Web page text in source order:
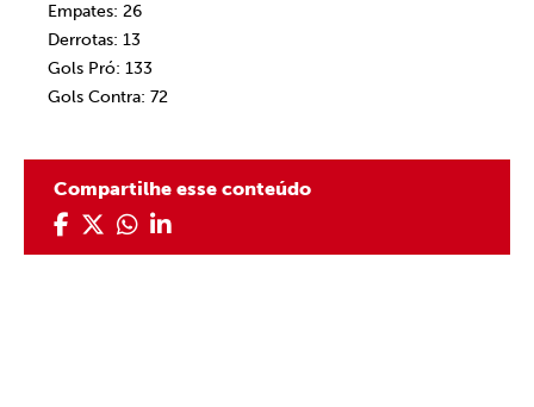
Empates: 26
Derrotas: 13
Gols Pró: 133
Gols Contra: 72
Compartilhe esse conteúdo